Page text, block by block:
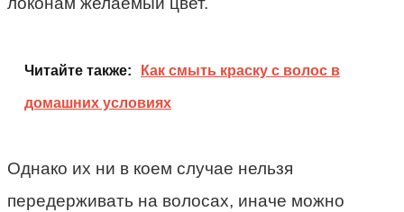
Читайте также: Как смыть краску с волос в
домашних условиях
Однако их ни в коем случае нельзя
передерживать на волосах, иначе можно